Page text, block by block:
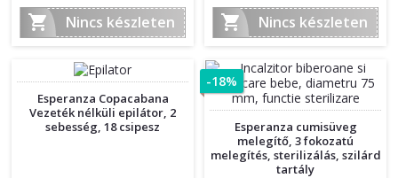

Nincs készleten

Nincs készleten
Esperanza Copacabana
Vezeték nélküli epilátor, 2
sebesség, 18 csipesz
Esperanza cumisüveg
melegítő, 3 fokozatú
melegítés, sterilizálás, szilárd
tartály
-18%